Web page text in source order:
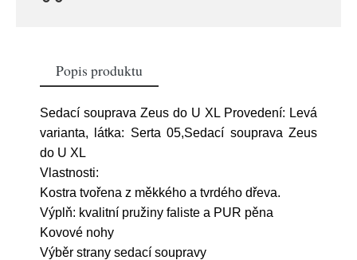
Popis produktu
Sedací souprava Zeus do U XL Provedení: Levá
varianta, látka: Serta 05,Sedací souprava Zeus
do U XL
Vlastnosti:
Kostra tvořena z měkkého a tvrdého dřeva.
Výplň: kvalitní pružiny faliste a PUR pěna
Kovové nohy
Výběr strany sedací soupravy